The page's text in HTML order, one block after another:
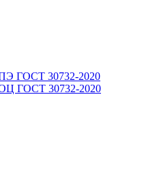
ГОСТ 30732-2020
ГОСТ 30732-2020